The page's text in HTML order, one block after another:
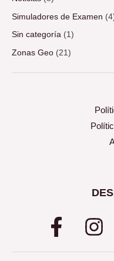
Simuladores de Examen
Sin categoría (1)
Zonas Geo (21)